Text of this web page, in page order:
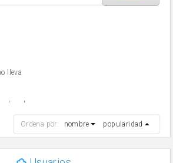
lleva
levadura
Ordena por: nombre popularidad